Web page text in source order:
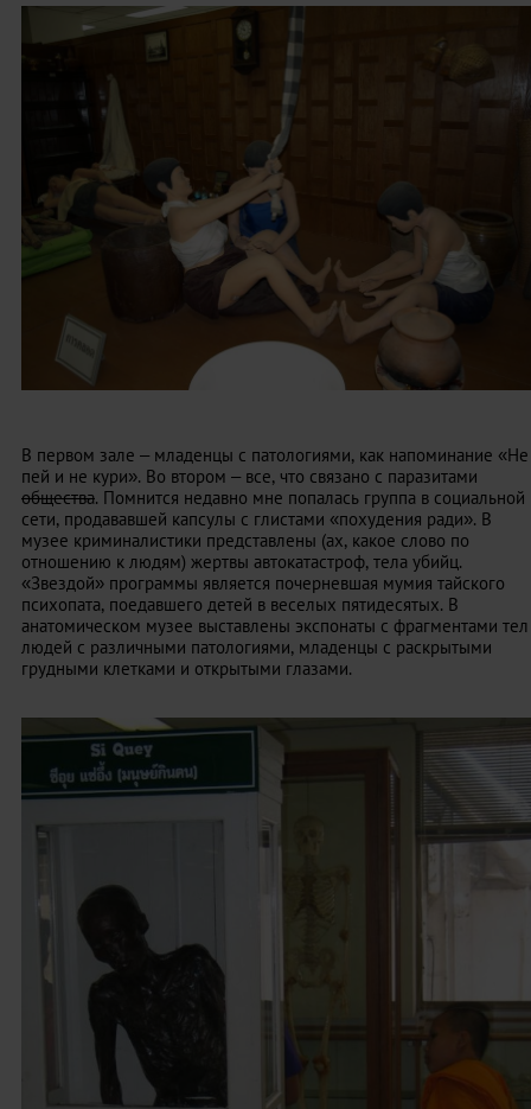
В первом зале – младенцы с патологиями, как напоминание «Не
пей и не кури». Во втором – все, что связано с паразитами
общества. Помнится недавно мне попалась группа в социальной
сети, продававшей капсулы с глистами «похудения ради». В
музее криминалистики представлены (ах, какое слово по
отношению к людям) жертвы автокатастроф, тела убийц.
«Звездой» программы является почерневшая мумия тайского
психопата, поедавшего детей в веселых пятидесятых. В
анатомическом музее выставлены экспонаты с фрагментами тел
людей с различными патологиями, младенцы с раскрытыми
грудными клетками и открытыми глазами.